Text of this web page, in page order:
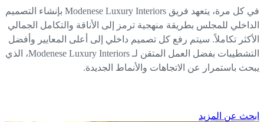
في كل مرة، يتعهد فريق Modenese Luxury Interiors بإنشاء التصميم
للمجلس بطريقة منهجية ترمز إلى الأناقة والتكامل الجمالي
تكاملاً. سيتم رفع كل تصميم داخلي إلى أعلى المعايير وأفضل
التشطيبات بفضل العمل المتقن لـ Modenese Luxury Interiors، الذي
باستمرار عن الاتجاهات والأنماط الجديدة.
عن المزيد